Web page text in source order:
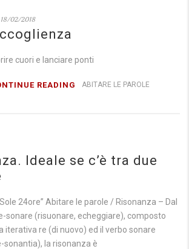
18/02/2018
cuori e lanciare ponti
ABITARE LE PAROLE
READING
Ideale se c’è tra due
24ore” Abitare le parole / Risonanza – Dal
sonare (risuonare, echeggiare), composto
iterativa re (di nuovo) ed il verbo sonare
sonantia), la risonanza è